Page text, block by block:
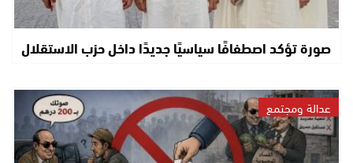
صورة تؤكد اصطفافًا سياسيًا جديدًا داخل حزب الاستقلال
عدالة ومجتمع